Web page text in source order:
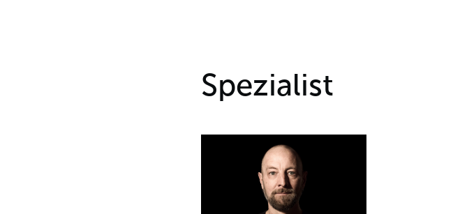
Spezialist